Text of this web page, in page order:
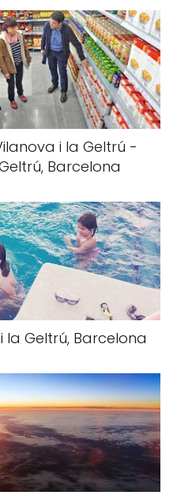
i la Geltrú -
Barcelona
la Geltrú, Barcelona